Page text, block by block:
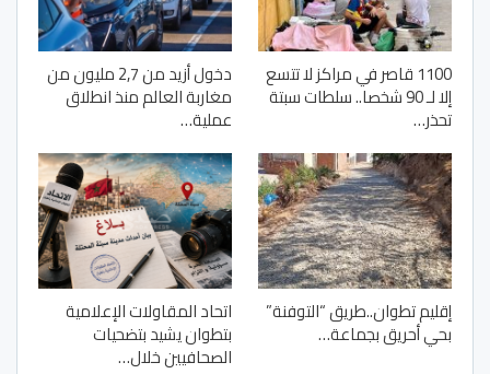
1100 قاصر في مراكز لا تتسع
إلا لـ 90 شخصا.. سلطات سبتة
تحذر…
دخول أزيد من 2,7 مليون من
مغاربة العالم منذ انطلاق
عملية…
إقليم تطوان..طريق “التوفنة”
بحي أحريق بجماعة…
اتحاد المقاولات الإعلامية
بتطوان يشيد بتضحيات
الصحافيين خلال…